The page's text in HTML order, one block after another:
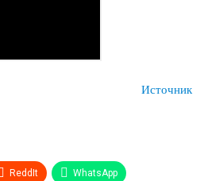
Источник
ReddIt WhatsApp